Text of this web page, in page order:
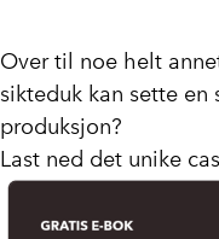
Over til noe helt
sikteduk kan sette
produksjon?
Last ned det unike